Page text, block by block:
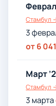
Стамбул
3
от 6
Март
Стамбул
3 марта